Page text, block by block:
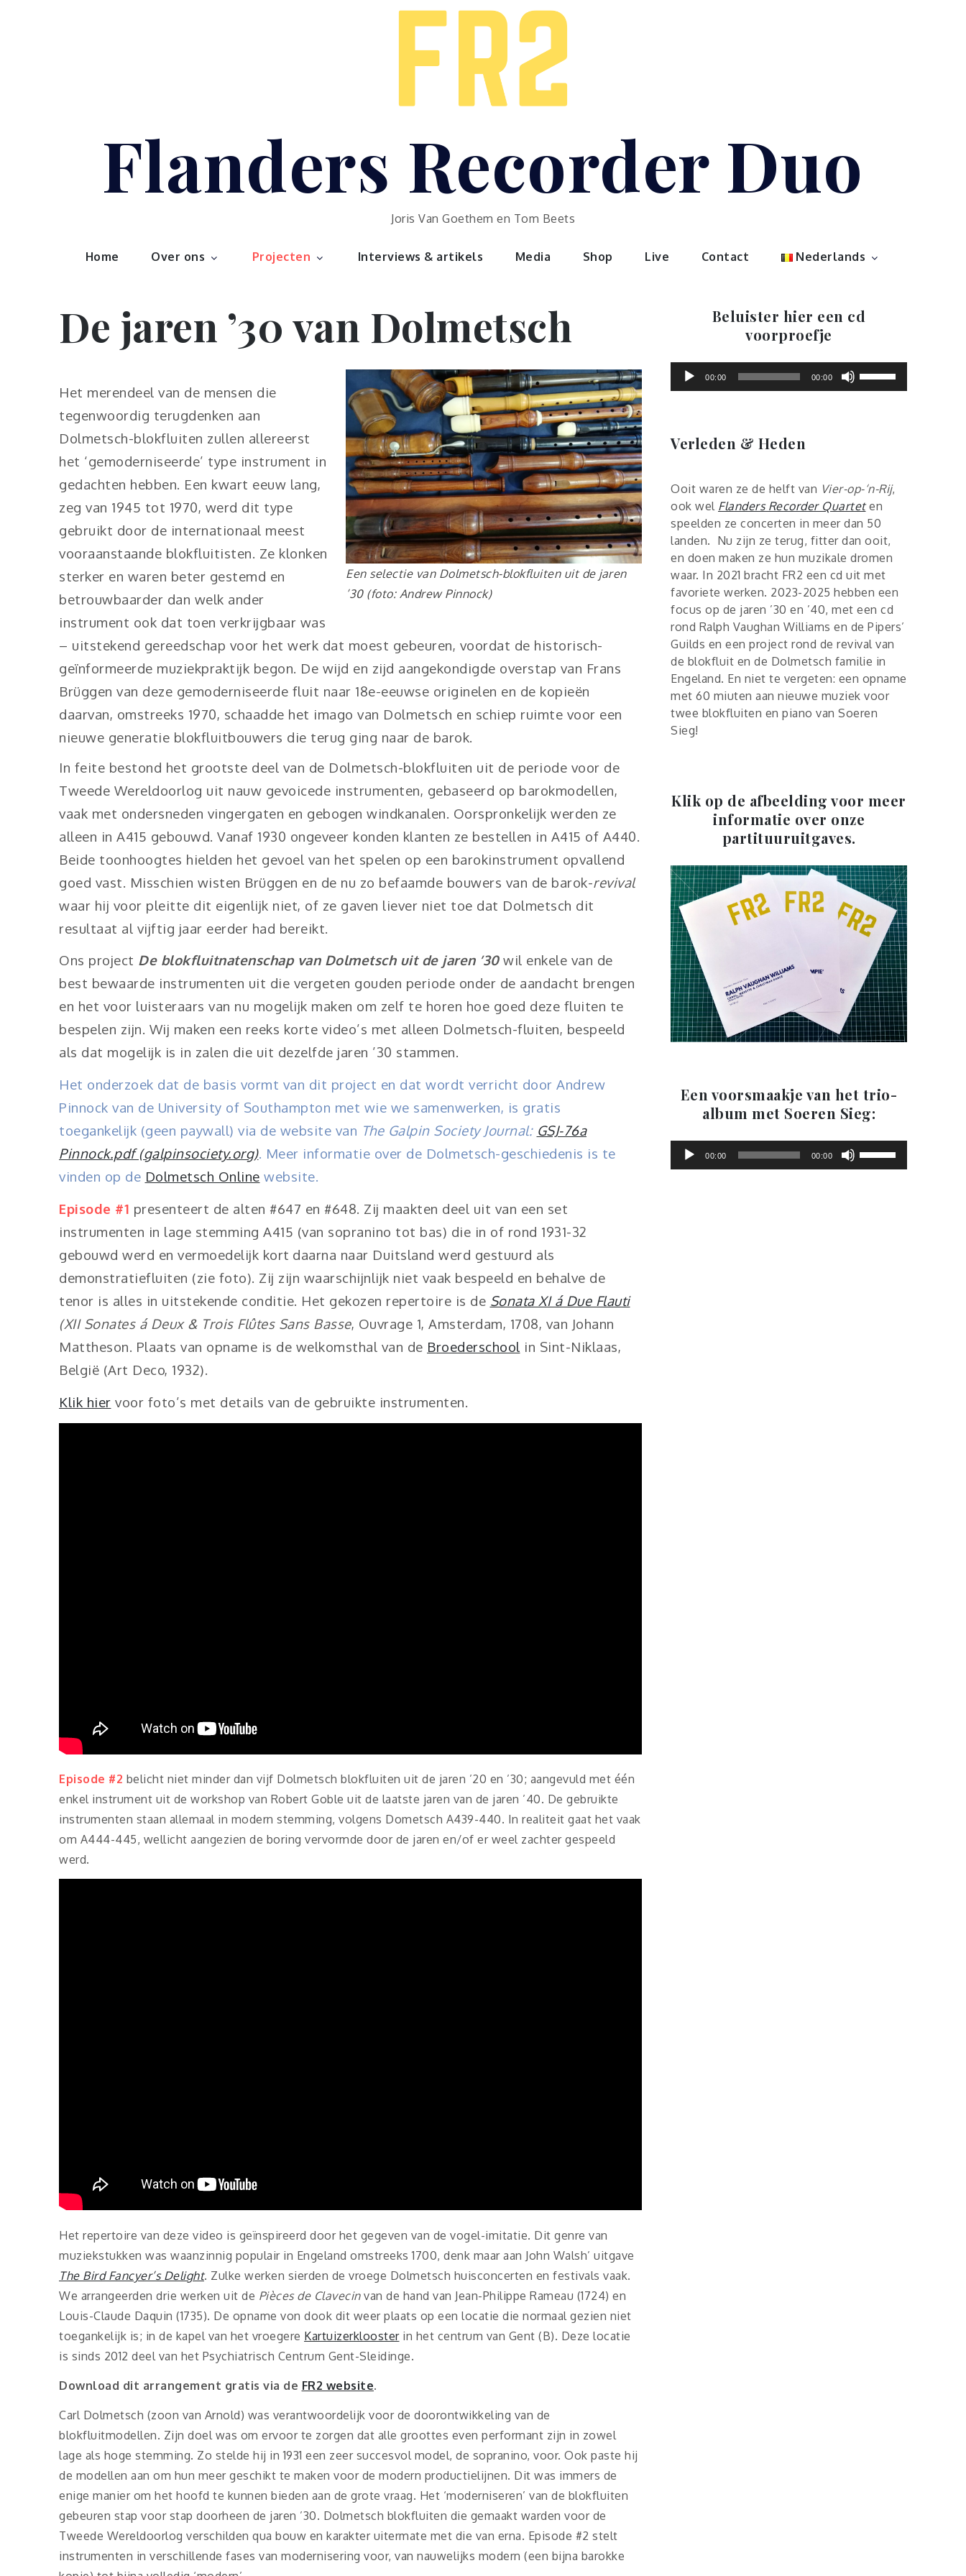
Flanders Recorder Duo
Joris Van Goethem en Tom Beets
Home Over ons Projecten Interviews & artikels Media Shop Live Contact Nederlands
De jaren ’30 van Dolmetsch
Een selectie van Dolmetsch-blokfluiten uit de jaren
’30 (foto: Andrew Pinnock)
Het merendeel van de mensen die
tegenwoordig terugdenken aan
Dolmetsch-blokfluiten zullen allereerst
het ‘gemoderniseerde’ type instrument in
gedachten hebben. Een kwart eeuw lang,
zeg van 1945 tot 1970, werd dit type
gebruikt door de internationaal meest
vooraanstaande blokfluitisten. Ze klonken
sterker en waren beter gestemd en
betrouwbaarder dan welk ander
instrument ook dat toen verkrijgbaar was
– uitstekend gereedschap voor het werk dat moest gebeuren, voordat de historisch-
geïnformeerde muziekpraktijk begon. De wijd en zijd aangekondigde overstap van Frans
Brüggen van deze gemoderniseerde fluit naar 18e-eeuwse originelen en de kopieën
daarvan, omstreeks 1970, schaadde het imago van Dolmetsch en schiep ruimte voor een
nieuwe generatie blokfluitbouwers die terug ging naar de barok.
In feite bestond het grootste deel van de Dolmetsch-blokfluiten uit de periode voor de
Tweede Wereldoorlog uit nauw gevoicede instrumenten, gebaseerd op barokmodellen,
vaak met ondersneden vingergaten en gebogen windkanalen. Oorspronkelijk werden ze
alleen in A415 gebouwd. Vanaf 1930 ongeveer konden klanten ze bestellen in A415 of A440.
Beide toonhoogtes hielden het gevoel van het spelen op een barokinstrument opvallend
goed vast. Misschien wisten Brüggen en de nu zo befaamde bouwers van de barok-revival
waar hij voor pleitte dit eigenlijk niet, of ze gaven liever niet toe dat Dolmetsch dit
resultaat al vijftig jaar eerder had bereikt.
Ons project De blokfluitnatenschap van Dolmetsch uit de jaren ’30 wil enkele van de
best bewaarde instrumenten uit die vergeten gouden periode onder de aandacht brengen
en het voor luisteraars van nu mogelijk maken om zelf te horen hoe goed deze fluiten te
bespelen zijn. Wij maken een reeks korte video’s met alleen Dolmetsch-fluiten, bespeeld
als dat mogelijk is in zalen die uit dezelfde jaren ’30 stammen.
Het onderzoek dat de basis vormt van dit project en dat wordt verricht door Andrew
Pinnock van de University of Southampton met wie we samenwerken, is gratis
toegankelijk (geen paywall) via de website van The Galpin Society Journal: GSJ-76a
Pinnock.pdf (galpinsociety.org). Meer informatie over de Dolmetsch-geschiedenis is te
vinden op de Dolmetsch Online website.
Episode #1 presenteert de alten #647 en #648. Zij maakten deel uit van een set
instrumenten in lage stemming A415 (van sopranino tot bas) die in of rond 1931-32
gebouwd werd en vermoedelijk kort daarna naar Duitsland werd gestuurd als
demonstratiefluiten (zie foto). Zij zijn waarschijnlijk niet vaak bespeeld en behalve de
tenor is alles in uitstekende conditie. Het gekozen repertoire is de Sonata XI á Due Flauti
(XII Sonates á Deux & Trois Flûtes Sans Basse, Ouvrage 1, Amsterdam, 1708, van Johann
Mattheson. Plaats van opname is de welkomsthal van de Broederschool in Sint-Niklaas,
België (Art Deco, 1932).
Klik hier voor foto’s met details van de gebruikte instrumenten.
Episode #2 belicht niet minder dan vijf Dolmetsch blokfluiten uit de jaren ’20 en ’30; aangevuld met één
enkel instrument uit de workshop van Robert Goble uit de laatste jaren van de jaren ’40. De gebruikte
instrumenten staan allemaal in modern stemming, volgens Dometsch A439-440. In realiteit gaat het vaak
om A444-445, wellicht aangezien de boring vervormde door de jaren en/of er weel zachter gespeeld
werd.
Het repertoire van deze video is geïnspireerd door het gegeven van de vogel-imitatie. Dit genre van
muziekstukken was waanzinnig populair in Engeland omstreeks 1700, denk maar aan John Walsh’ uitgave
The Bird Fancyer’s Delight. Zulke werken sierden de vroege Dolmetsch huisconcerten en festivals vaak.
We arrangeerden drie werken uit de Pièces de Clavecinvan de hand van Jean-Philippe Rameau (1724) en
Louis-Claude Daquin (1735). De opname von dook dit weer plaats op een locatie die normaal gezien niet
toegankelijk is; in de kapel van het vroegere Kartuizerkloosterin het centrum van Gent (B). Deze locatie
is sinds 2012 deel van het Psychiatrisch Centrum Gent-Sleidinge.
Download dit arrangement gratis via de FR2 website.
Carl Dolmetsch (zoon van Arnold) was verantwoordelijk voor de doorontwikkeling van de
blokfluitmodellen. Zijn doel was om ervoor te zorgen dat alle groottes even performant zijn in zowel
lage als hoge stemming. Zo stelde hij in 1931 een zeer succesvol model, de sopranino, voor. Ook paste hij
de modellen aan om hun meer geschikt te maken voor de modern productielijnen. Dit was immers de
enige manier om het hoofd te kunnen bieden aan de grote vraag. Het ‘moderniseren’ van de blokfluiten
gebeuren stap voor stap doorheen de jaren ’30. Dolmetsch blokfluiten die gemaakt warden voor de
Tweede Wereldoorlog verschilden qua bouw en karakter uitermate met die van erna. Episode #2 stelt
instrumenten in verschillende fases van modernisering voor, van nauwelijks modern (een bijna barokke
Beluister hier een cd
voorproefje
00:00 00:00
verhogen
of
te
verlagen.
Verleden & Heden
Ooit waren ze de helft van Vier-op-‘n-Rij,
ook wel Flanders Recorder Quarteten
speelden ze concerten in meer dan 50
landen. Nu zijn ze terug, fitter dan ooit,
en doen maken ze hun muzikale dromen
waar. In 2021 bracht FR2 een cd uit met
favoriete werken. 2023-2025 hebben een
focus op de jaren ’30 en ’40, met een cd
rond Ralph Vaughan Williams en de Pipers’
Guilds en een project rond de revival van
de blokfluit en de Dolmetsch familie in
Engeland. En niet te vergeten: een opname
met 60 miuten aan nieuwe muziek voor
twee blokfluiten en piano van Soeren
Sieg!
Klik op de afbeelding voor meer
informatie over onze
partituuruitgaves.
Een voorsmaakje van het trio-
album met Soeren Sieg:
00:00 00:00